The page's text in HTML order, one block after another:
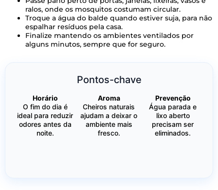
ralos, onde os mosquitos costumam circular.
Troque a água do balde quando estiver suja, para não
espalhar resíduos pela casa.
Finalize mantendo os ambientes ventilados por
alguns minutos, sempre que for seguro.
Pontos-chave
Horário
O fim do dia é
ideal para reduzir
odores antes da
noite.
Aroma
Cheiros naturais
ajudam a deixar o
ambiente mais
fresco.
Prevenção
Água parada e
lixo aberto
precisam ser
eliminados.